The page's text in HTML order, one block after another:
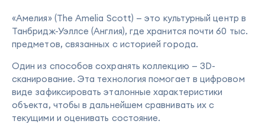
«Амелия» (The Amelia Scott) — это культурный центр в
Танбридж-Уэллсе (Англия), где хранится почти 60 тыс.
предметов, связанных с историей города.
Один из способов сохранять коллекцию — 3D-
сканирование. Эта технология помогает в цифровом
виде зафиксировать эталонные характеристики
объекта, чтобы в дальнейшем сравнивать их с
текущими и оценивать состояние.